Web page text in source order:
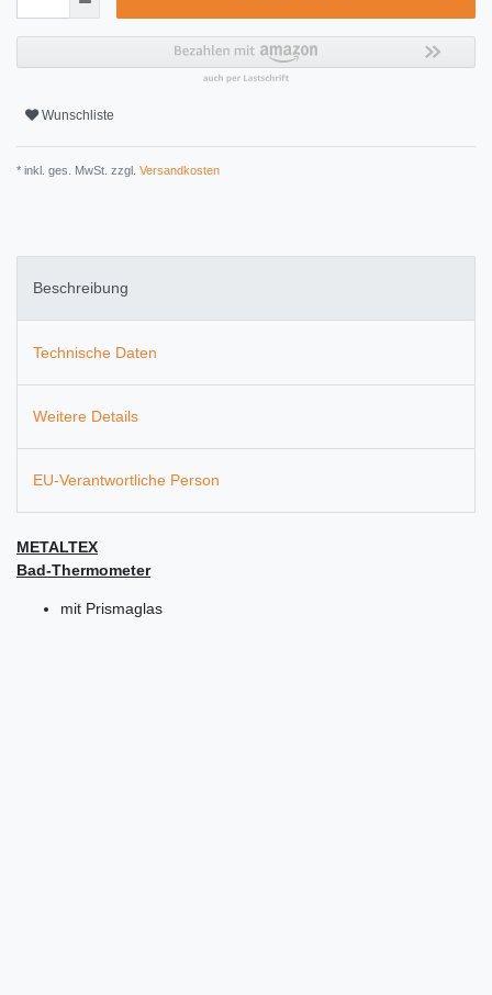
Wunschliste
* inkl. ges. MwSt. zzgl. Versandkosten
Beschreibung
Technische Daten
Weitere Details
EU-Verantwortliche Person
METALTEX
Bad-Thermometer
mit Prismaglas